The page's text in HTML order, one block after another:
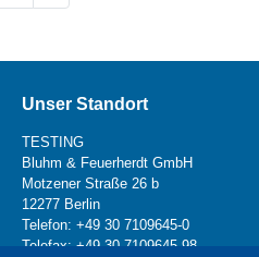
Unser Standort
TESTING
Bluhm & Feuerherdt GmbH
Motzener Straße 26 b
12277 Berlin
Telefon: +49 30 7109645-0
Telefax: +49 30 7109645-98